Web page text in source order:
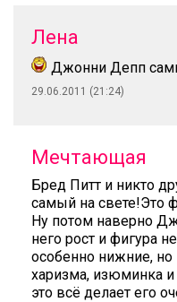
Лена
Джонни Депп
29.06.2011 (21:24)
Мечтающая
Бред Питт и никто
самый на свете!Это
Ну потом наверно
него рост и фигура
особенно нижние, но
харизма, изюминка и
это всё делает его